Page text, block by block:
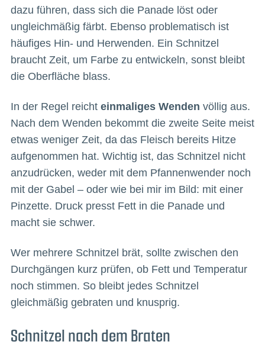
dazu führen, dass sich die Panade löst oder
ungleichmäßig färbt. Ebenso problematisch ist
häufiges Hin- und Herwenden. Ein Schnitzel
braucht Zeit, um Farbe zu entwickeln, sonst bleibt
die Oberfläche blass.
In der Regel reicht einmaliges Wenden völlig aus.
Nach dem Wenden bekommt die zweite Seite meist
etwas weniger Zeit, da das Fleisch bereits Hitze
aufgenommen hat. Wichtig ist, das Schnitzel nicht
anzudrücken, weder mit dem Pfannenwender noch
mit der Gabel – oder wie bei mir im Bild: mit einer
Pinzette. Druck presst Fett in die Panade und
macht sie schwer.
Wer mehrere Schnitzel brät, sollte zwischen den
Durchgängen kurz prüfen, ob Fett und Temperatur
noch stimmen. So bleibt jedes Schnitzel
gleichmäßig gebraten und knusprig.
Schnitzel nach dem Braten